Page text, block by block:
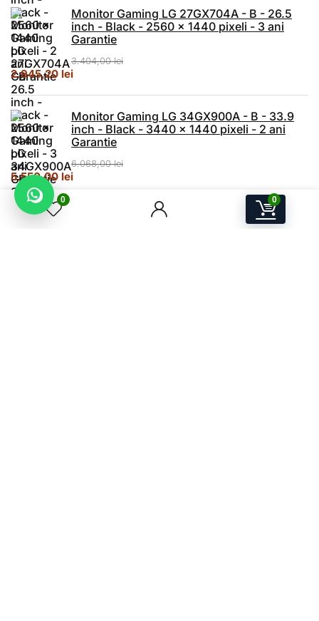
0 0
Monitor Gaming LG 27GX704A - B - 26.5
inch - Black - 2560 x 1440 pixeli - 3 ani
Garantie
3.404,00lei
Prețul inițial a fost: 3.404,00 lei.
2.945,20 leiPrețul curent este: 2.945,20 lei.
Monitor Gaming LG 34GX900A - B - 33.9
inch - Black - 3440 x 1440 pixeli - 2 ani
Garantie
6.068,00lei
Prețul inițial a fost: 6.068,00 lei.
5.550,00 leiPrețul curent este: 5.550,00 lei.